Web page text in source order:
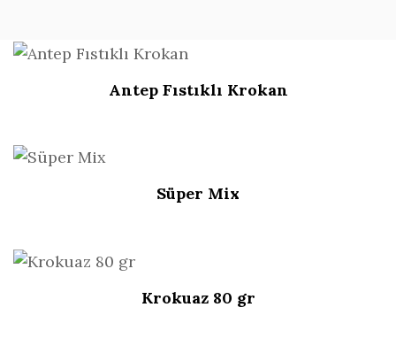
Antep Fıstıklı Krokan
Süper Mix
Krokuaz 80 gr